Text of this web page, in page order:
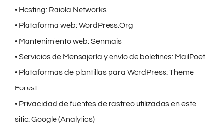
• Hosting: Raiola Networks
• Plataforma web: WordPress.Org
• Mantenimiento web: Senmais
• Servicios de Mensajería y envío de boletines: MailPoet
• Plataformas de plantillas para WordPress: Theme
Forest
• Privacidad de fuentes de rastreo utilizadas en este
sitio: Google (Analytics)